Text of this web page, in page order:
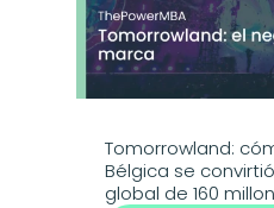
Tomorrowland:
Bélgica se
global de 160